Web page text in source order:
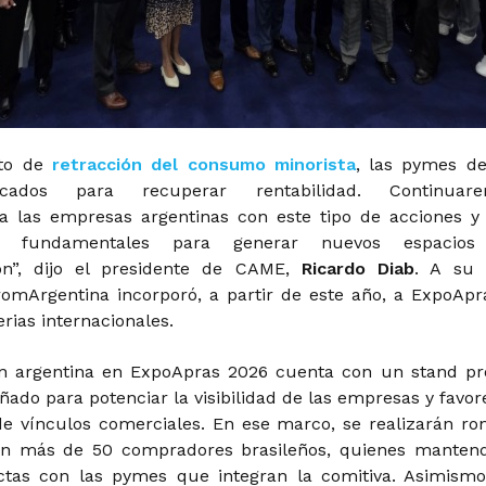
de retracción del consumo minorista, las pymes
para recuperar rentabilidad.
las empresas argentinas con este tipo de acciones y
fundamentales para generar nuevos
dijo el presidente de CAME, Ricardo Diab. A su
incorporó, a partir de este año, a
internacionales.
argentina en ExpoApras 2026 cuenta con un stand
para potenciar la visibilidad de las empresas y
vínculos comerciales. En ese marco, se realizarán
más de 50 compradores brasileños, quienes
con las pymes que integran la comitiva.